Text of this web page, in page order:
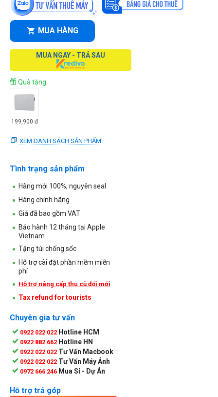
MUA HÀNG
MUA NGAY - TRẢ SAU
Quà tặng
199,900 đ
XEM DANH SÁCH SẢN PHẨM
Tình trạng sản phẩm
Hàng mới 100%, nguyên seal
Hàng chính hãng
Giá đã bao gồm VAT
Bảo hành 12 tháng tại Apple
Vietnam
Tặng túi chống sốc
Hỗ trợ cài đặt phần mềm miễn
phí
Hỗ trợ nâng cấp thu cũ đổi mới
Tax refund for tourists
Chuyên gia tư vấn
0922 022 022 Hotline HCM
0922 882 662 Hotline HN
0922 022 022 Tư Vấn Macbook
0922 022 022 Tư Vấn Máy Ảnh
0972 666 246 Mua Sỉ - Dự Án
Hỗ trợ trả góp